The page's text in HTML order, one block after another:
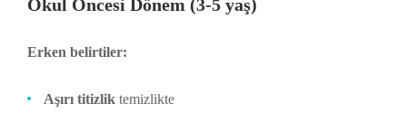
Okul Öncesi Dönem (3-5 yaş)
Erken belirtiler:
Aşırı titizlik temizlikte